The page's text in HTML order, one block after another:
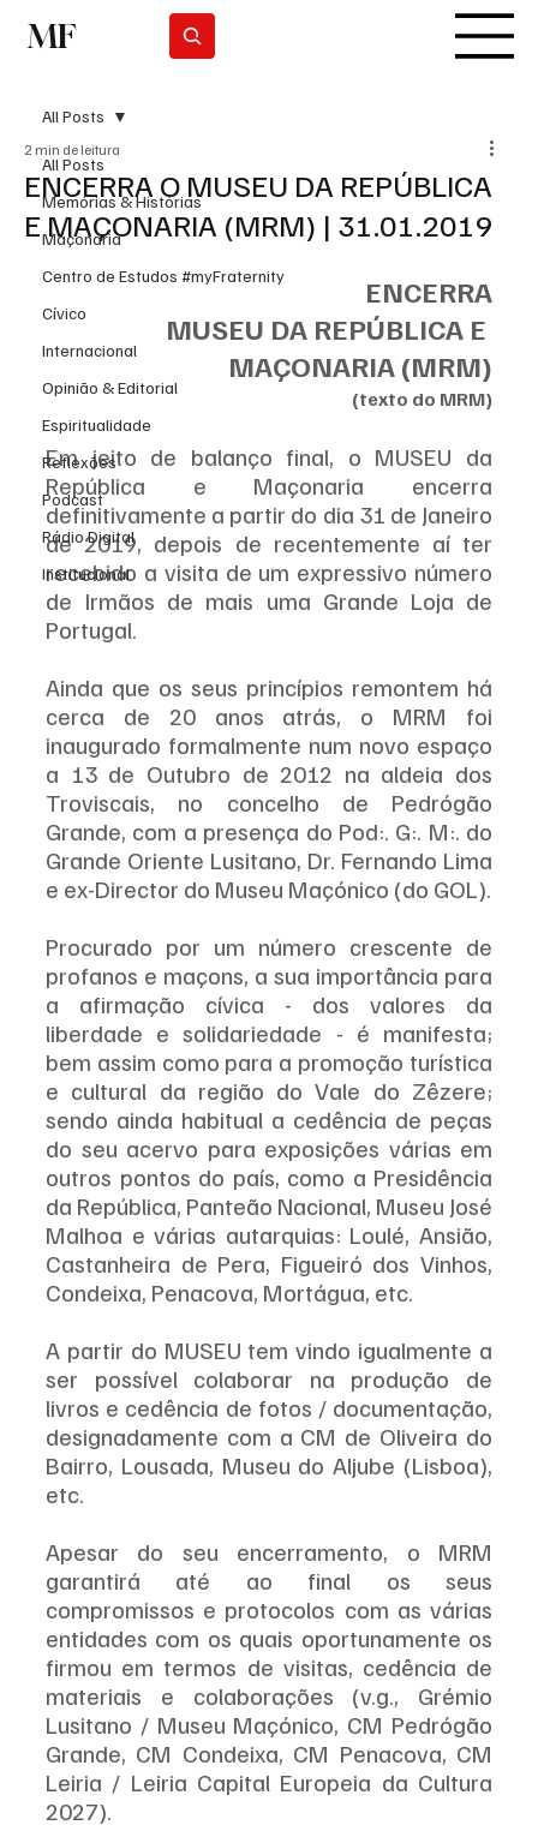
MF
All Posts
Memórias & Histórias
Maçonaria
Centro de Estudos #myFraternity
Cívico
Internacional
Opinião & Editorial
Espiritualidade
Reflexões
Podcast
Rádio Digital
Institucional
All Posts
ENCERRA O MUSEU DA REPÚBLICA
E MAÇONARIA (MRM) | 31.01.2019
2 min de leitura
ENCERRA
MUSEU DA REPÚBLICA E
MAÇONARIA (MRM)
(texto do MRM)
Em jeito de balanço final, o MUSEU da
República e Maçonaria encerra
definitivamente a partir do dia 31 de Janeiro
de 2019, depois de recentemente aí ter
recebido a visita de um expressivo número
de Irmãos de mais uma Grande Loja de
Portugal.
Ainda que os seus princípios remontem há
cerca de 20 anos atrás, o MRM foi
inaugurado formalmente num novo espaço
a 13 de Outubro de 2012 na aldeia dos
Troviscais, no concelho de Pedrógão
Grande, com a presença do Pod:. G:. M:. do
Grande Oriente Lusitano, Dr. Fernando Lima
e ex-Director do Museu Maçónico (do GOL).
Procurado por um número crescente de
profanos e maçons, a sua importância para
a afirmação cívica - dos valores da
liberdade e solidariedade - é manifesta;
bem assim como para a promoção turística
e cultural da região do Vale do Zêzere;
sendo ainda habitual a cedência de peças
do seu acervo para exposições várias em
outros pontos do país, como a Presidência
da República, Panteão Nacional, Museu José
Malhoa e várias autarquias: Loulé, Ansião,
Castanheira de Pera, Figueiró dos Vinhos,
Condeixa, Penacova, Mortágua, etc.
A partir do MUSEU tem vindo igualmente a
ser possível colaborar na produção de
livros e cedência de fotos / documentação,
designadamente com a CM de Oliveira do
Bairro, Lousada, Museu do Aljube (Lisboa),
etc.
Apesar do seu encerramento, o MRM
garantirá até ao final os seus
compromissos e protocolos com as várias
entidades com os quais oportunamente os
firmou em termos de visitas, cedência de
materiais e colaborações (v.g., Grémio
Lusitano / Museu Maçónico, CM Pedrógão
Grande, CM Condeixa, CM Penacova, CM
Leiria / Leiria Capital Europeia da Cultura
2027).